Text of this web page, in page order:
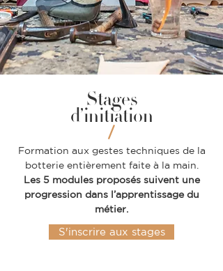
Stages
d’initiation
/
Formation aux gestes techniques de la
botterie entièrement faite à la main.
Les 5 modules proposés suivent une
progression dans l’apprentissage du
métier.
S'inscrire aux stages